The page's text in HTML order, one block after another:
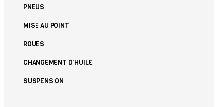
PNEUS
MISE AU POINT
ROUES
CHANGEMENT D’HUILE
SUSPENSION